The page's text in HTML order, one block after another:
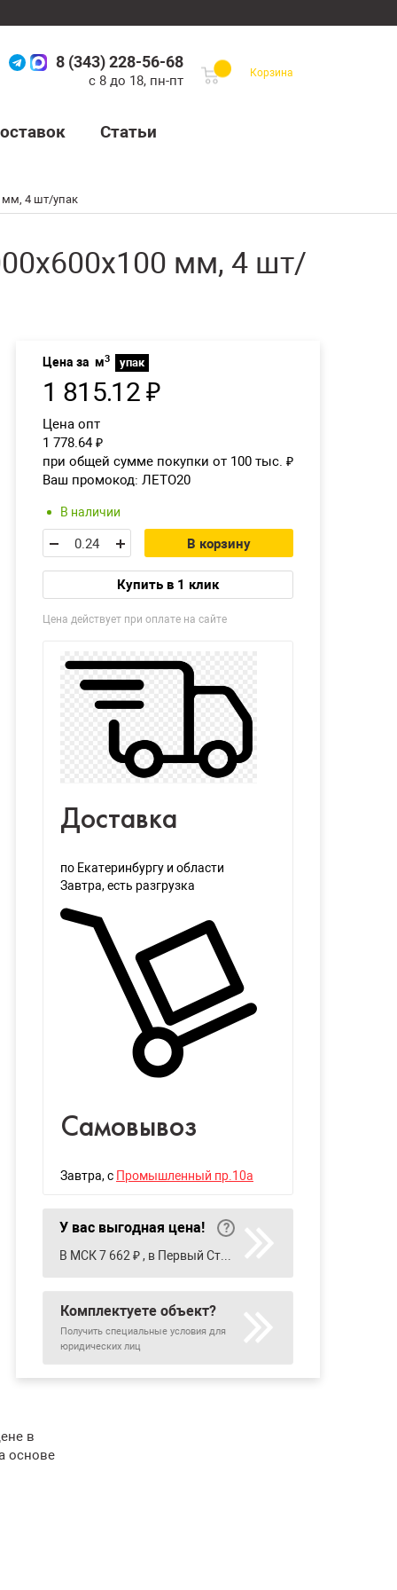
мм, 4 шт/упак
мм, 4 шт/
Цена за м3 упак
1 815.12 ₽
Цена опт
1 778.64 ₽
при общей сумме покупки от 100 тыс. ₽
Ваш промокод: ЛЕТО20
В наличии
В корзину
Купить в 1 клик
Цена действует при оплате на сайте
Доставка
по Екатеринбургу и области
Завтра, есть разгрузка
Самовывоз
Завтра, с Промышленный пр.10а
У вас выгодная цена!
Комплектуете объект?
Получить специальные условия для
юридических лиц
в
основе
8 (343) 228-56-68
с 8 до 18, пн-пт
Корзина
Статьи